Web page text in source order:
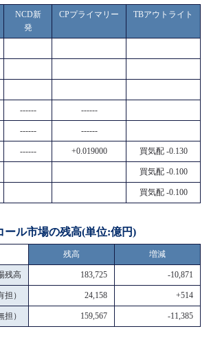
NCD新
発
CPプライマリー TBアウトライト
------ ------
------ ------
------ +0.019000 買気配 -0.130
買気配 -0.100
買気配 -0.100
ール市場の残高(単位:億円)
残高 増減
残高 183,725 -10,871
担） 24,158 +514
担） 159,567 -11,385